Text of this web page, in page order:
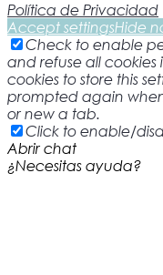
Política de Privacidad
Accept settingsHide
Check to enable
and refuse all
cookies to store this
prompted again
or new a tab.
Click to enable/
Abrir chat
¿Necesitas ayuda?